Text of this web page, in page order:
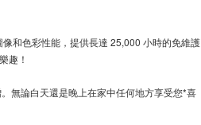
和色彩性能，提供長達 25,000 小時的免維護
趣！
無論白天還是晚上在家中任何地方享受您*喜